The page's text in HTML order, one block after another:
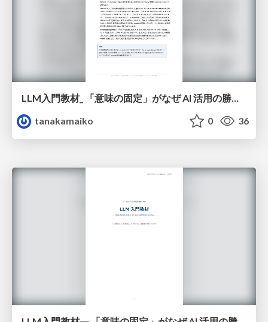
LLM入門教材_ 「意味の固定」がなぜ AI 活用の勝負所になるのか_QA補足資料
tanakamaiko
0 36